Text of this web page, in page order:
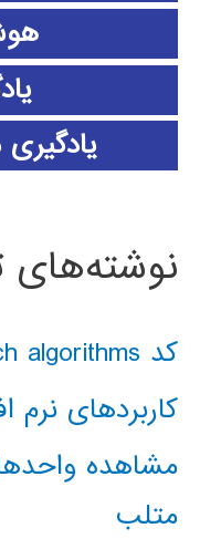
نوشته‌های
کد classical AI search algorithms
کاربردهای نرم
مشاهده
متلب